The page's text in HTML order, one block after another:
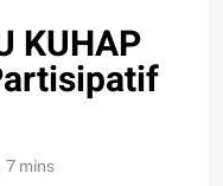
KUHAP
7 mins